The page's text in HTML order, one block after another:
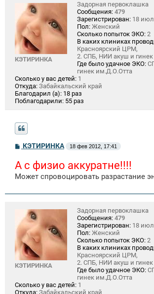
КЭТИРИНКА
Задорная первоклашка
Сообщения: 479
Зарегистрирован: 18 июл
Пол: Женский
Сколько попыток ЭКО: 2
В каких клиниках
Красноярский ЦРМ,
2. СПБ, НИИ акуш и
Где было удачное ЭКО:
гинек им.Д.О.Отта
Сколько у вас детей: 1
Откуда: Забайкальский край
Благодарил (а): 18 раз
Поблагодарили: 55 раз
С
б
щ
е
и
КЭТИРИНКА 18 фев 2012, 17:41
А с физио аккуратне!!!!
Может спровоцировать разрастание
КЭТИРИНКА
Задорная первоклашка
Сообщения: 479
Зарегистрирован: 18 июл
Пол: Женский
Сколько попыток ЭКО: 2
В каких клиниках
Красноярский ЦРМ,
2. СПБ, НИИ акуш и
Где было удачное ЭКО:
гинек им.Д.О.Отта
Сколько у вас детей: 1
Откуда: Забайкальский край